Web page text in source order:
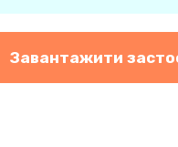
Завантажити